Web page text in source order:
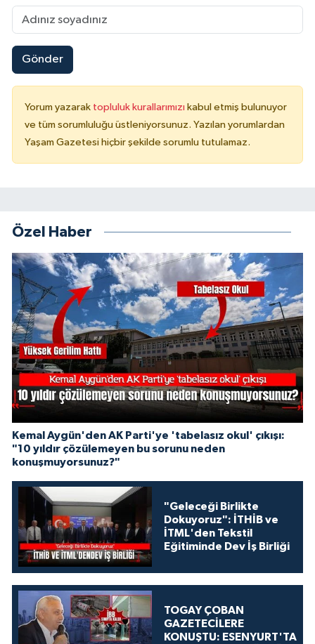
Gönder
Yorum yazarak topluluk kurallarımızı kabul etmiş bulunuyor
ve tüm sorumluluğu üstleniyorsunuz. Yazılan yorumlardan
Yaşam Gazetesi hiçbir şekilde sorumlu tutulamaz.
Özel Haber
Kemal Aygün'den AK Parti'ye 'tabelasız okul' çıkışı:
"10 yıldır çözülemeyen bu sorunu neden
konuşmuyorsunuz?"
"Geleceği Birlikte
Dokuyoruz": İTHİB ve
İTML'den Tekstil
Eğitiminde Dev İş Birliği
TOGAY ÇOBAN
GAZETECİLERE
KONUŞTU: ESENYURT'TA